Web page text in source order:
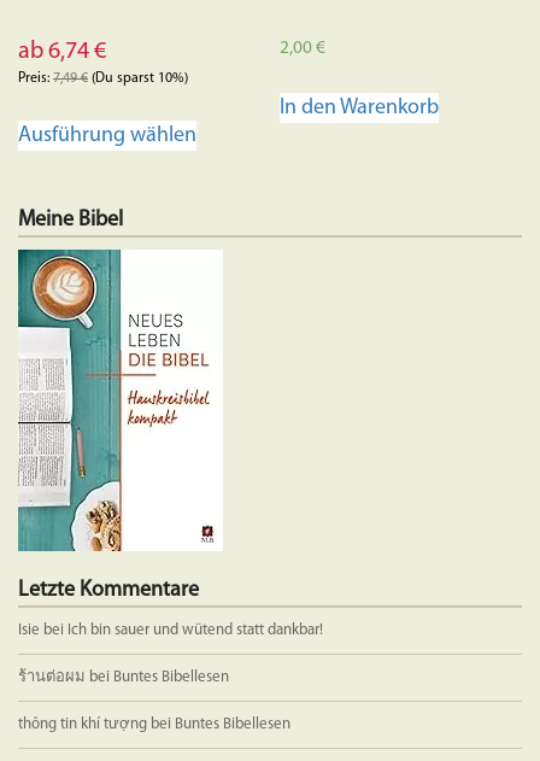
ab 6,74 €
Preis: 7,49€ (Du sparst 10%)
Ausführung wählen
Varianten
können
2,00€
In den Warenkorb
Meine Bibel
Letzte Kommentare
Isie bei Ich bin sauer und wütend statt dankbar!
ร้านต่อผม bei Buntes Bibellesen
thông tin khí tượng bei Buntes Bibellesen